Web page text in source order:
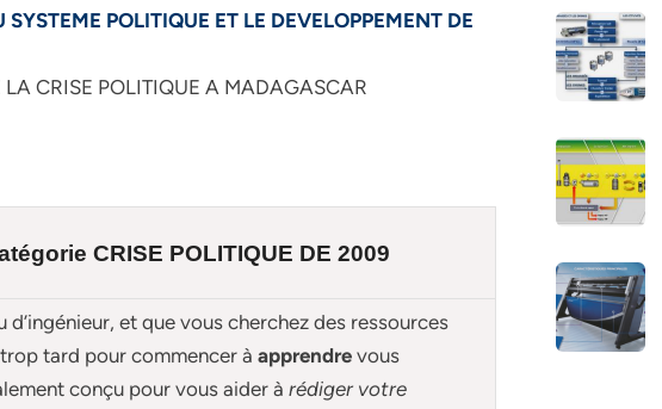
POLITIQUE ET LE DEVELOPPEMENT DE
CRISE POLITIQUE A MADAGASCAR
CRISE POLITIQUE DE 2009
et que vous cherchez des ressources
tard pour commencer à apprendre vous
conçu pour vous aider à rédiger votre